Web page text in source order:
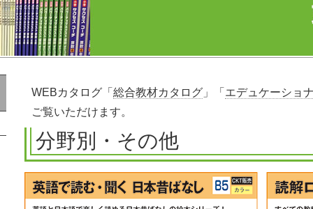
WEBカタログ「総合教材カタログ 」「 エデュケーショ
ご覧いただけます。
分野別・その他